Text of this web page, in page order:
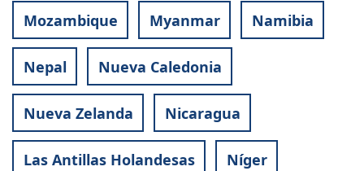
Mozambique Myanmar Namibia
Nepal Nueva Caledonia
Nueva Zelanda Nicaragua
Las Antillas Holandesas Níger